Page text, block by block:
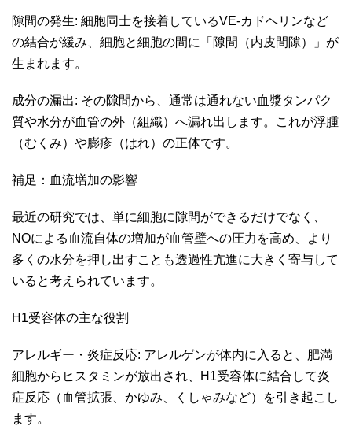
隙間の発生: 細胞同士を接着しているVE-カドヘリンなど
の結合が緩み、細胞と細胞の間に「隙間（内皮間隙）」が
生まれます。
成分の漏出: その隙間から、通常は通れない血漿タンパク
質や水分が血管の外（組織）へ漏れ出します。これが浮腫
（むくみ）や膨疹（はれ）の正体です。
補足：血流増加の影響
最近の研究では、単に細胞に隙間ができるだけでなく、
NOによる血流自体の増加が血管壁への圧力を高め、より
多くの水分を押し出すことも透過性亢進に大きく寄与して
いると考えられています。
H1受容体の主な役割
アレルギー・炎症反応: アレルゲンが体内に入ると、肥満
細胞からヒスタミンが放出され、H1受容体に結合して炎
症反応（血管拡張、かゆみ、くしゃみなど）を引き起こし
ます。